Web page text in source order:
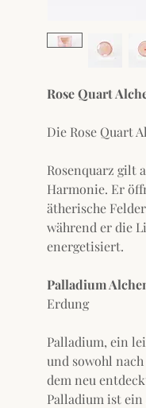
Rose Quart
Die Rose Quart
Rosenquarz gilt
Harmonie. Er
ätherische
während er die
energetisiert.
Palladium
Erdung
Palladium, ein
und sowohl
dem neu
Palladium ist ein